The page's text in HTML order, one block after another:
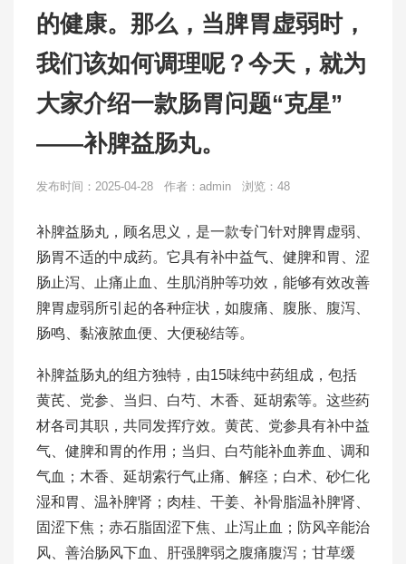
的健康。那么，当脾胃虚弱时，
我们该如何调理呢？今天，就为
大家介绍一款肠胃问题“克星”
——补脾益肠丸。
发布时间：2025-04-28 作者：admin 浏览：48
补脾益肠丸，顾名思义，是一款专门针对脾胃虚弱、
肠胃不适的中成药。它具有补中益气、健脾和胃、涩
肠止泻、止痛止血、生肌消肿等功效，能够有效改善
脾胃虚弱所引起的各种症状，如腹痛、腹胀、腹泻、
肠鸣、黏液脓血便、大便秘结等。
补脾益肠丸的组方独特，由15味纯中药组成，包括
黄芪、党参、当归、白芍、木香、延胡索等。这些药
材各司其职，共同发挥疗效。黄芪、党参具有补中益
气、健脾和胃的作用；当归、白芍能补血养血、调和
气血；木香、延胡索行气止痛、解痉；白术、砂仁化
湿和胃、温补脾肾；肉桂、干姜、补骨脂温补脾肾、
固涩下焦；赤石脂固涩下焦、止泻止血；防风辛能治
风、善治肠风下血、肝强脾弱之腹痛腹泻；甘草缓